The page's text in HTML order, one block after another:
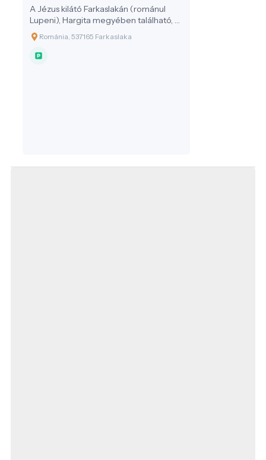
A Jézus kilátó Farkaslakán (románul
Lupeni), Hargita megyében található, a
Gordon-tetőn emelkedik 953 méteres
tengerszint feletti magasságban. A
monumentális, 22 méter magas
Románia, 537165 Farkaslaka